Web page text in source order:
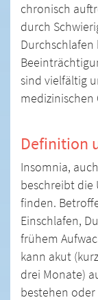
chronisch
durch
sind vielfältig
Definition
Insomnia,
beschreibt die
finden.
Einschlafen,
frühem
kann akut
drei Monate)
bestehen